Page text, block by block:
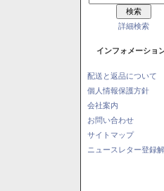
詳細検索
インフォメーショ
配送と返品について
個人情報保護方針
会社案内
お問い合わせ
サイトマップ
ニュースレター登録